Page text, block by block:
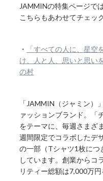
JAMMINの特集ページで
こちらもあわせてチェッ
・
「すべての人に、星
け、人と人、思いと思い
の村
「JAMMIN（ジャミン）
ァッションブランド。「
をテーマに、毎週さまざ
週間限定でコラボしたデ
の一部（Tシャツ1枚につ
しています。創業からコ
リティー総額は7,000万円